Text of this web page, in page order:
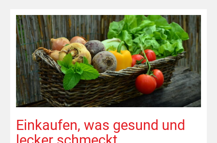
Einkaufen, was gesund und